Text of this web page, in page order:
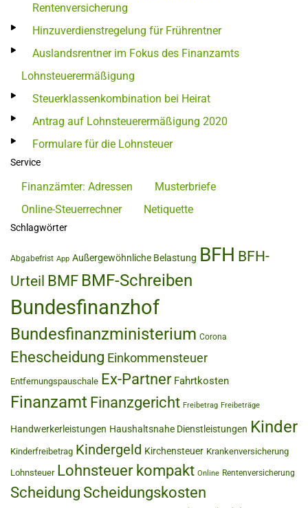
Rentenversicherung
Hinzuverdienstregelung für Frührentner
Auslandsrentner im Fokus des Finanzamts
Lohnsteuerermäßigung
Steuerklassenkombination bei Heirat
Antrag auf Lohnsteuerermäßigung 2020
Formulare für die Lohnsteuer
Service
Finanzämter: Adressen
Musterbriefe
Online-Steuerrechner
Netiquette
Schlagwörter
Abgabefrist App Außergewöhnliche Belastung BFH BFH-
Urteil BMF BMF-Schreiben
Bundesfinanzhof
Bundesfinanzministerium Corona
Ehescheidung Einkommensteuer
Entfernungspauschale Ex-Partner Fahrtkosten
Finanzamt Finanzgericht Freibetrag Freibeträge
Handwerkerleistungen Haushaltsnahe Dienstleistungen Kinder
Kinderfreibetrag Kindergeld Kirchensteuer Krankenversicherung
Lohnsteuer Lohnsteuer kompakt Online Rentenversicherung
Scheidung Scheidungskosten